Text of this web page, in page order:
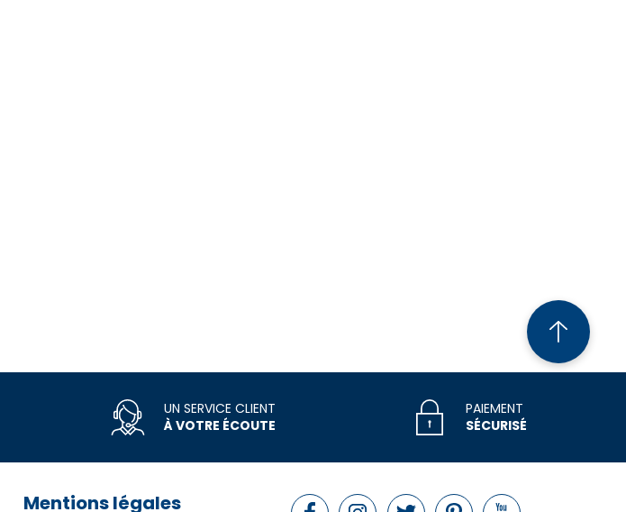
UN SERVICE CLIENT
À VOTRE ÉCOUTE
PAIEMENT
SÉCURISÉ
Mentions légales